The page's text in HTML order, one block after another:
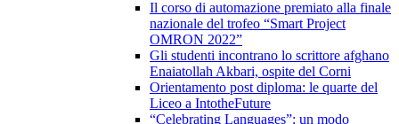
Il corso di automazione premiato alla finale
nazionale del trofeo “Smart Project
OMRON 2022”
Gli studenti incontrano lo scrittore afghano
Enaiatollah Akbari, ospite del Corni
Orientamento post diploma: le quarte del
Liceo a IntotheFuture
“Celebrating Languages”: un modo